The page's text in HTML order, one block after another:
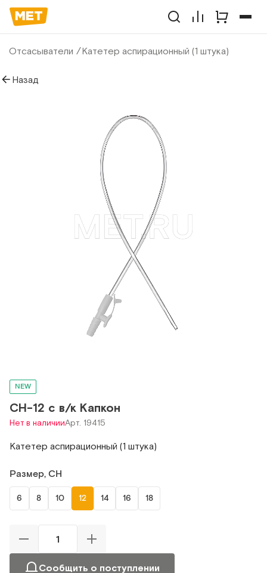
Отсасыватели Катетер аспирационный (1 штука)
Назад
NEW
СН-12 с в/к Капкон
Нет в наличииАрт. 19415
Катетер аспирационный (1 штука)
Размер, CH
6 8 10 12 14 16 18
Сообщить о поступлении